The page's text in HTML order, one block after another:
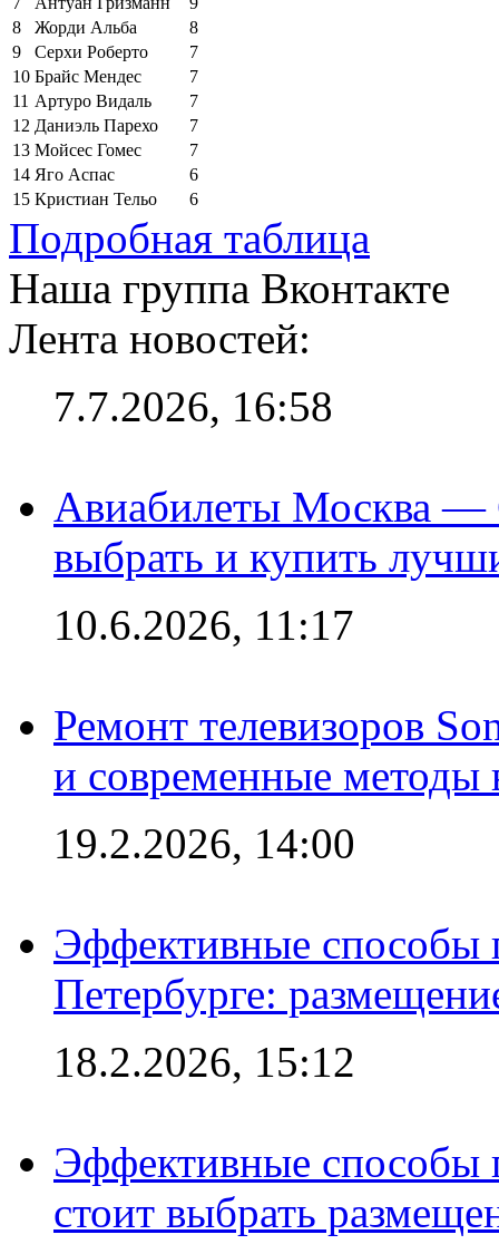
8
Жорди Альба
8
9
Серхи Роберто
7
10 Брайс Мендес
7
11 Артуро Видаль
7
12 Даниэль Парехо
7
13 Мойсес Гомес
7
14 Яго Аспас
6
15 Кристиан Тельо 6
Подробная таблица
Наша группа Вконтакте
Лента новостей:
7.7.2026, 16:58
Авиабилеты Москва —
выбрать и купить
10.6.2026, 11:17
Ремонт телевизоров
и современные методы
19.2.2026, 14:00
Эффективные способы
Петербурге:
18.2.2026, 15:12
Эффективные способы
стоит выбрать